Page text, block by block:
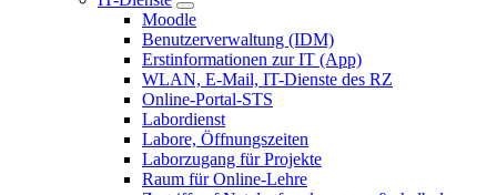
Moodle
Benutzerverwaltung (IDM)
Erstinformationen zur IT (App)
WLAN, E-Mail, IT-Dienste des RZ
Online-Portal-STS
Labordienst
Labore, Öffnungszeiten
Laborzugang für Projekte
Raum für Online-Lehre